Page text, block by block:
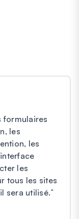
formulaires
les
les
les
tous les sites
sera utilisé."